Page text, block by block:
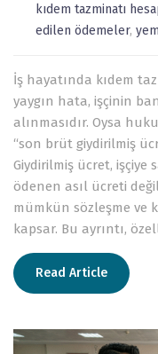
kıdem tazminatı
edilen ödemeler,
İş hayatında kıdem
yaygın hata, işçinin
alınmasıdır. Oysa
“son brüt giydirilmiş
Giydirilmiş ücret, işçiye
ödenen asıl ücreti
mümkün sözleşme
kapsar. Bu ayrıntı,
Read Article